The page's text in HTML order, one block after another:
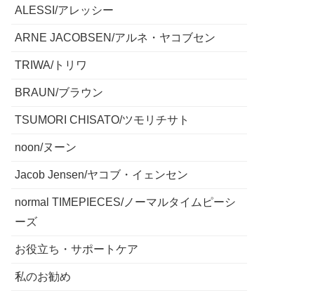
ALESSI/アレッシー
ARNE JACOBSEN/アルネ・ヤコブセン
TRIWA/トリワ
BRAUN/ブラウン
TSUMORI CHISATO/ツモリチサト
noon/ヌーン
Jacob Jensen/ヤコブ・イェンセン
normal TIMEPIECES/ノーマルタイムピーシ
ーズ
お役立ち・サポートケア
私のお勧め